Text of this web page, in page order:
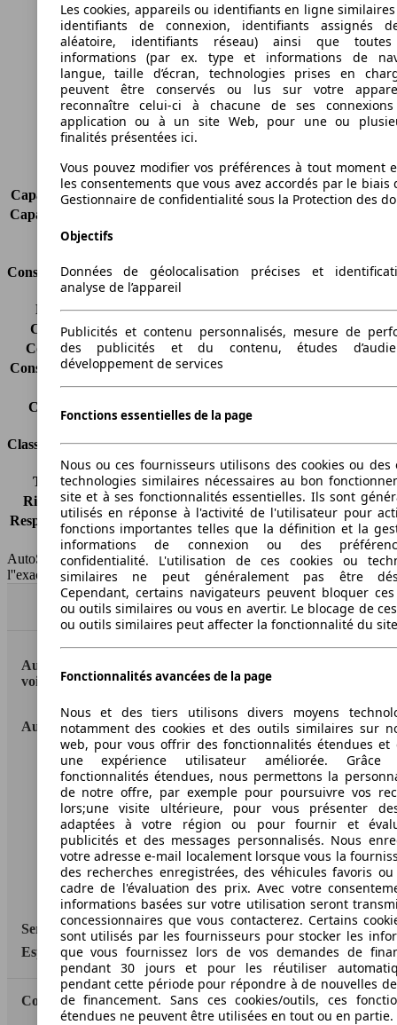
Longueur
4577 mm
Hauteur
1845 mm
Largeur
1789 mm
Empattement
3105 mm
Poids maximum
2370 kg
Charge maximale
-
Portes
Charge sur toit
-
Capacité de remorquage (sans freins) -
Capacité de remorquage (avec freins)
Volume du coffre
Consommation
Émissions de CO2*
-
Consommation (ville)
-
Consommation (route)
-
Consommation (combinée)* -
Classe d'émissions
Euro 6d-TEMP
Capacité du réservoir
60 l
Classes d'assurance
Tous risques
-
Risques partiels
Responsabilité civile -
HSN/TSN
n.c./n.c.
AutoScout24 France SAS décline toute responsabilité concernant
l''exactitude des indications fournies.
Haut
AutoScout24: la plus grande plateforme en ligne de
voitures en Europe
AutoScout24
A propos d'AutoScout24
Conditions d'utilisation
Informations légales
Protection des données
Accessibility Statement
Service
Espace Pro
Contact
Les cookies, appareils ou identifiants en ligne
identifiants de connexion, identifiants assignés
aléatoire, identifiants réseau) ainsi que
informations (par ex. type et informations de
langue, taille d’écran, technologies prises en
peuvent être conservés ou lus sur votre
reconnaître celui-ci à chacune de ses
application ou à un site Web, pour une ou
finalités présentées ici.
Vous pouvez modifier vos préférences à tout moment
les consentements que vous avez accordés par le biais
Gestionnaire de confidentialité sous la Protection des
Objectifs
Données de géolocalisation précises et
analyse de l’appareil
Publicités et contenu personnalisés, mesure de
des publicités et du contenu, études
développement de services
Fonctions essentielles de la page
Nous ou ces fournisseurs utilisons des cookies ou des
technologies similaires nécessaires au bon
site et à ses fonctionnalités essentielles. Ils sont
utilisés en réponse à l'activité de l'utilisateur pour
fonctions importantes telles que la définition et la
informations de connexion ou des
confidentialité. L'utilisation de ces cookies ou
similaires ne peut généralement pas être
Cependant, certains navigateurs peuvent bloquer ces
ou outils similaires ou vous en avertir. Le blocage de
ou outils similaires peut affecter la fonctionnalité du
Fonctionnalités avancées de la page
Nous et des tiers utilisons divers moyens
notamment des cookies et des outils similaires sur
web, pour vous offrir des fonctionnalités étendues et
une expérience utilisateur améliorée.
fonctionnalités étendues, nous permettons la
de notre offre, par exemple pour poursuivre vos
lors;une visite ultérieure, pour vous présenter
adaptées à votre région ou pour fournir et
publicités et des messages personnalisés. Nous
votre adresse e-mail localement lorsque vous la
des recherches enregistrées, des véhicules favoris
cadre de l'évaluation des prix. Avec votre
informations basées sur votre utilisation seront
concessionnaires que vous contacterez. Certains
sont utilisés par les fournisseurs pour stocker les
que vous fournissez lors de vos demandes de
pendant 30 jours et pour les réutiliser
pendant cette période pour répondre à de nouvelles
de financement. Sans ces cookies/outils, ces
étendues ne peuvent être utilisées en tout ou en partie.